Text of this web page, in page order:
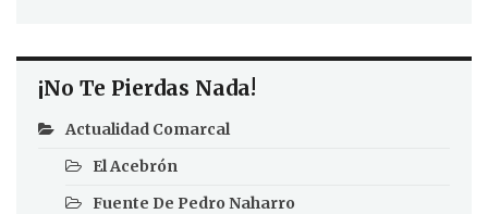
¡No Te Pierdas Nada!
Actualidad Comarcal
El Acebrón
Fuente De Pedro Naharro